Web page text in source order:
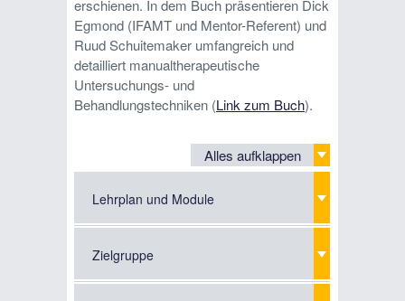
erschienen. In dem Buch präsentieren Dick
Egmond (IFAMT und Mentor-Referent) und
Ruud Schuitemaker umfangreich und
detailliert manualtherapeutische
Untersuchungs- und
Behandlungstechniken (Link zum Buch).
Alles aufklappen
Lehrplan und Module
Zielgruppe